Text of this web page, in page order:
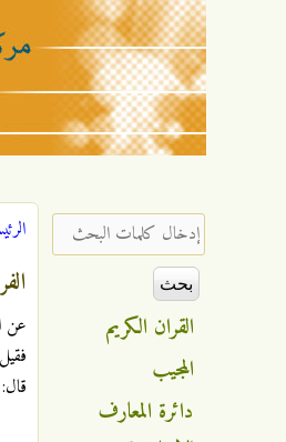
الإشعاع
الإسلامي
عن
‏إدخال كلمات البحث ‏
القران الكريم
المجيب
دائرة المعارف